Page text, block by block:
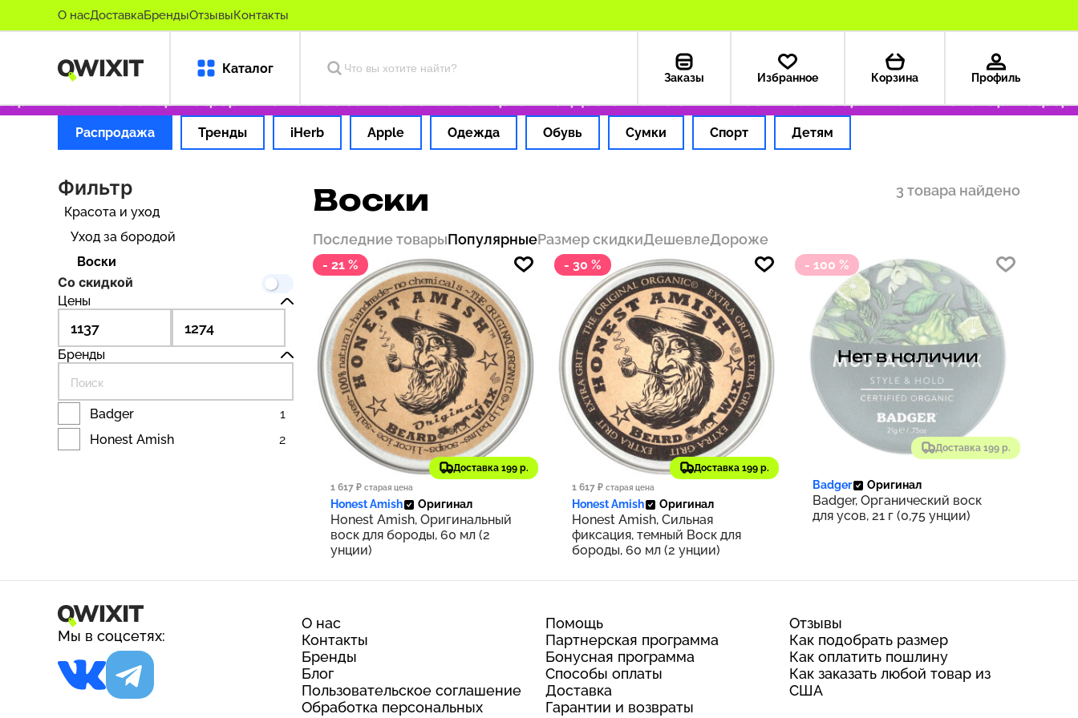
О насДоставкаБрендыОтзывыКонтакты
Каталог
Заказы Избранное Корзина Профиль
товары Оформляем заказ за 1 час Оплата картой РФ Доставка из США — 199 ₽ Только оригинальные товары
Распродажа Тренды iHerb Apple Одежда Обувь Сумки Спорт Детям
Фильтр
Красота и уход
Уход за бородой
Воски
Со скидкой
Цены
Бренды
Badger
1
Honest Amish
2
Воски 3 товара найдено
Последние товарыПопулярныеРазмер скидкиДешевлеДороже
- 21 %
Доставка 199 р.
1 274 ₽
127
1 617 ₽ старая цена
Honest Amish Оригинал
Honest Amish, Оригинальный
воск для бороды, 60 мл (2
унции)
- 30 %
Доставка 199 р.
1 137 ₽
114
1 617 ₽ старая цена
Honest Amish Оригинал
Honest Amish, Сильная
фиксация, темный Воск для
бороды, 60 мл (2 унции)
- 100 %
Доставка 199 р.
Нет в наличии
Badger Оригинал
Badger, Органический воск
для усов, 21 г (0,75 унции)
Мы в соцсетях:
О нас
Контакты
Бренды
Блог
Пользовательское соглашение
Обработка персональных
Помощь
Партнерская программа
Бонусная программа
Способы оплаты
Доставка
Гарантии и возвраты
Отзывы
Как подобрать размер
Как оплатить пошлину
Как заказать любой товар из
США